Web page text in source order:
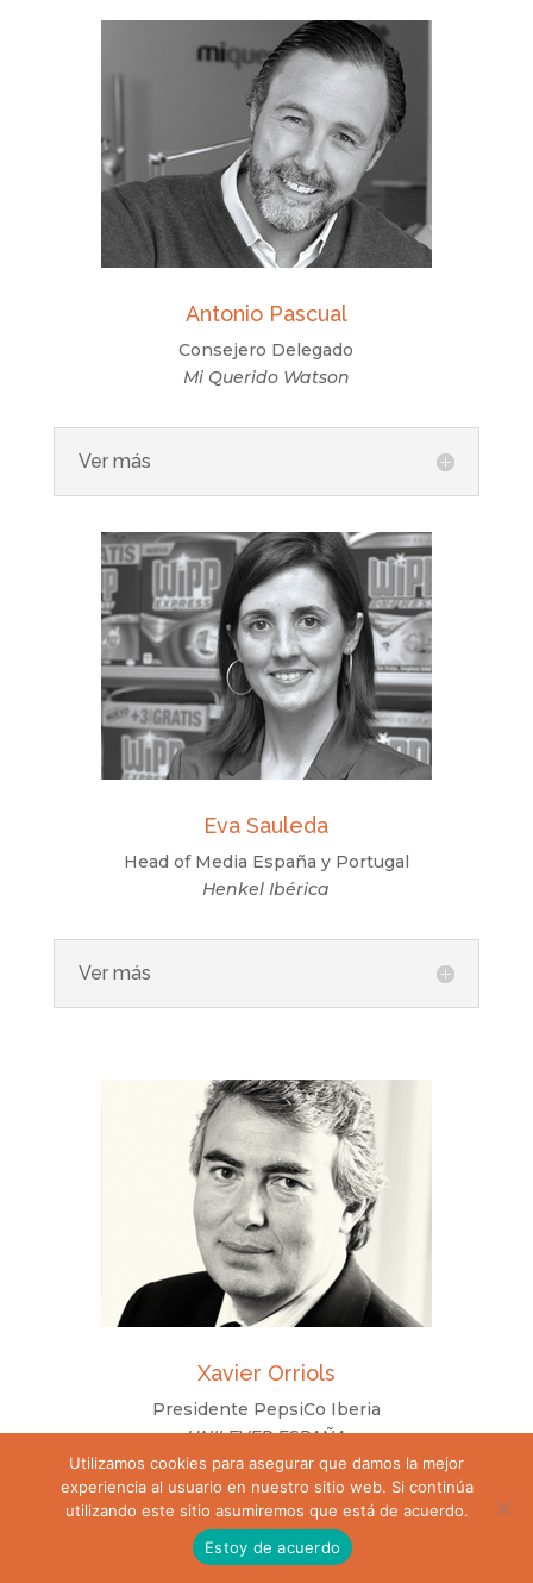
Antonio Pascual
Consejero Delegado
Mi Querido Watson
Ver más
Eva Sauleda
Head of Media España y Portugal
Henkel Ibérica
Ver más
Xavier Orriols
Presidente PepsiCo Iberia
UNILEVER ESPAÑA
PRESIDENTE DEL JURADO
Utilizamos cookies para asegurar que damos la mejor
experiencia al usuario en nuestro sitio web. Si continúa
utilizando este sitio asumiremos que está de acuerdo.
Estoy de acuerdo